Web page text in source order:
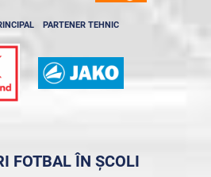
PARTENER TEHNIC
FOTBAL ÎN ȘCOLI